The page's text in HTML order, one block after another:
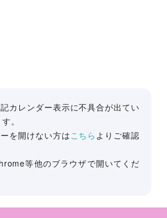
カレンダー表示に不具合が出てい
。
を開けない方はこちら よりご確認
等他のブラウザで開いてくだ